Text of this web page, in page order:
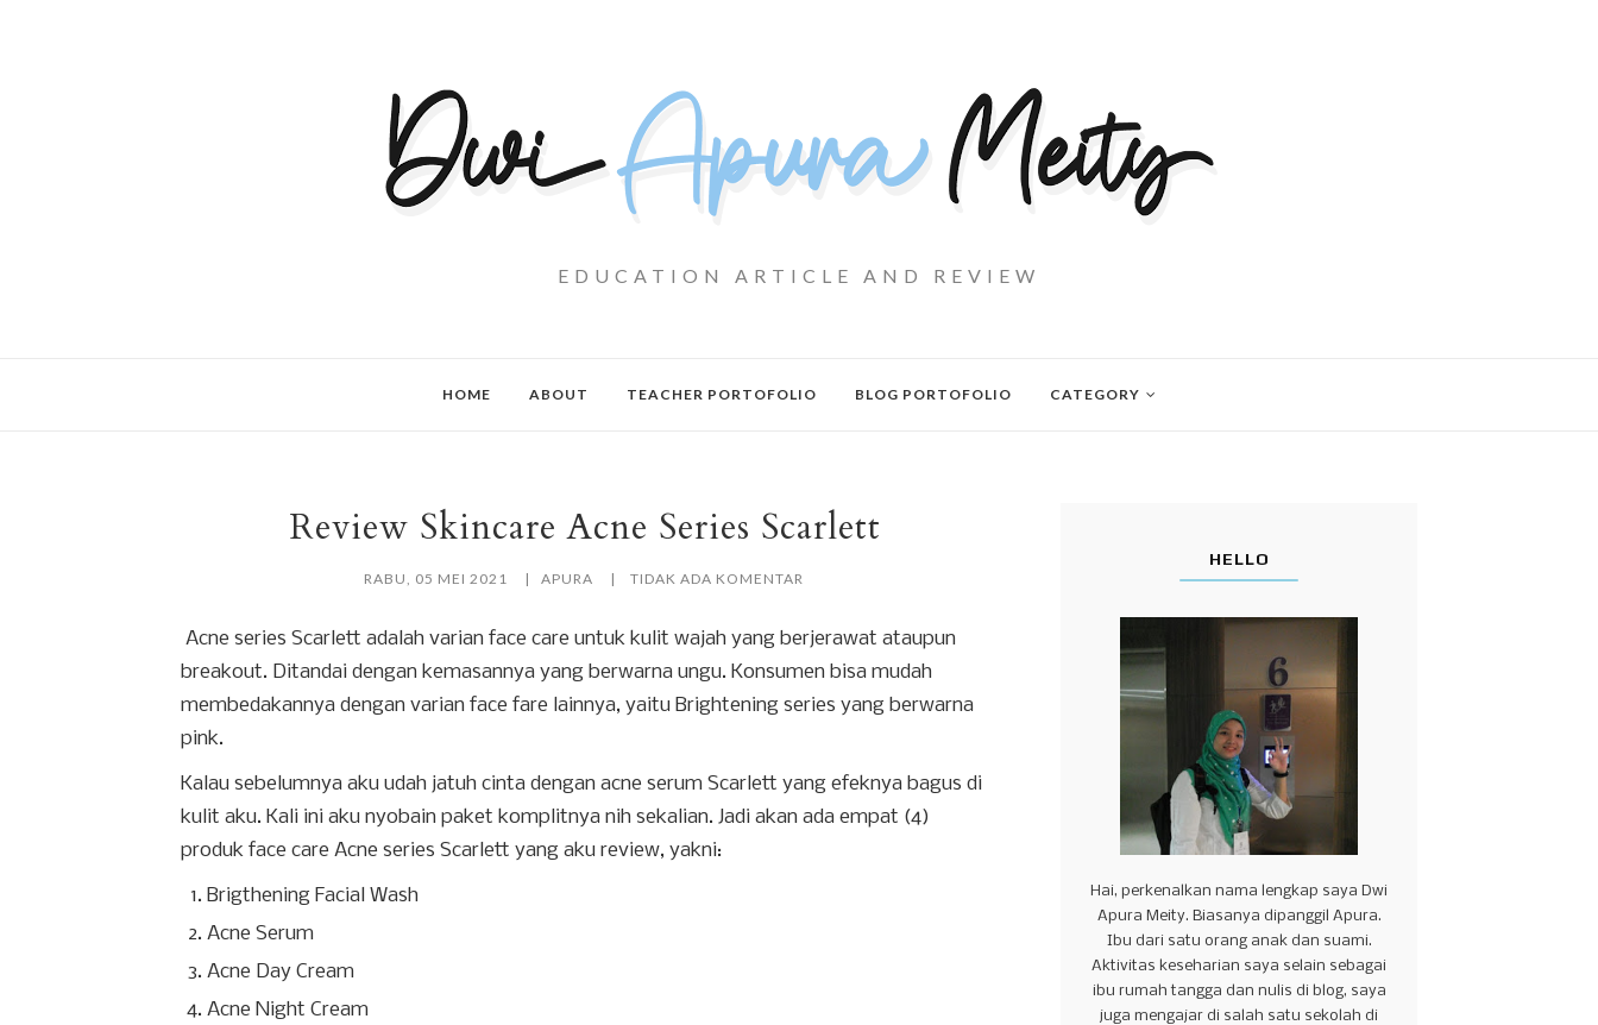
EDUCATION ARTICLE AND REVIEW
HOME ABOUT TEACHER PORTOFOLIO BLOG PORTOFOLIO CATEGORY
Review Skincare Acne Series Scarlett
RABU, 05 MEI 2021 APURA TIDAK ADA KOMENTAR
Acne series Scarlett adalah varian face care untuk kulit wajah yang berjerawat ataupun
breakout. Ditandai dengan kemasannya yang berwarna ungu. Konsumen bisa mudah
membedakannya dengan varian face fare lainnya, yaitu Brightening series yang berwarna
pink.
Kalau sebelumnya aku udah jatuh cinta dengan acne serum Scarlett yang efeknya bagus di
kulit aku. Kali ini aku nyobain paket komplitnya nih sekalian. Jadi akan ada empat (4)
produk face care Acne series Scarlett yang aku review, yakni:
Brigthening Facial Wash
Acne Serum
Acne Day Cream
Acne Night Cream
HELLO
Hai, perkenalkan nama lengkap saya Dwi
Apura Meity. Biasanya dipanggil Apura.
Ibu dari satu orang anak dan suami.
Aktivitas keseharian saya selain sebagai
ibu rumah tangga dan nulis di blog, saya
juga mengajar di salah satu sekolah di